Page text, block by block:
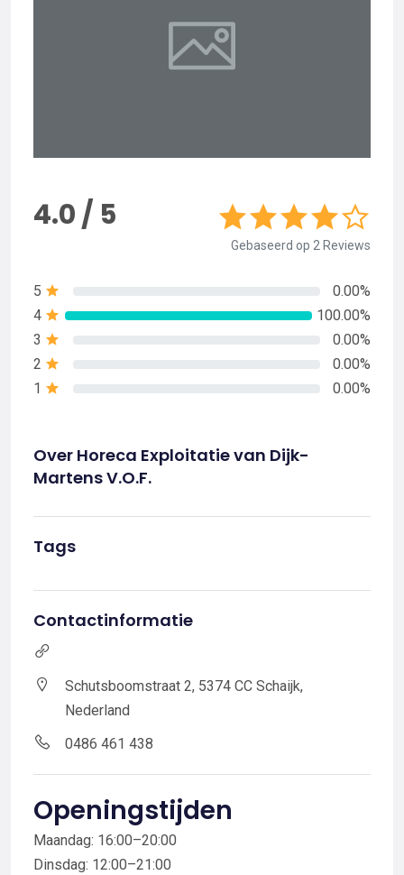
4.0 / 5
Gebaseerd op 2 Reviews
5
0.00%
4
100.00%
3
0.00%
2
0.00%
1
0.00%
Over Horeca Exploitatie van Dijk-
Martens V.O.F.
Tags
Contactinformatie
Schutsboomstraat 2, 5374 CC Schaijk,
Nederland
0486 461 438
Openingstijden
Maandag: 16:00–20:00
Dinsdag: 12:00–21:00